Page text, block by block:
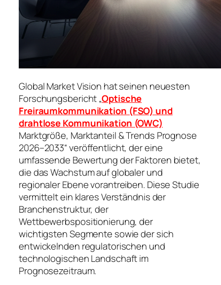
Global Market Vision hat seinen neuesten
Forschungsbericht „Optische
Freiraumkommunikation (FSO) und
drahtlose Kommunikation (OWC)
Marktgröße, Marktanteil & Trends Prognose
2026–2033“ veröffentlicht, der eine
umfassende Bewertung der Faktoren bietet,
die das Wachstum auf globaler und
regionaler Ebene vorantreiben. Diese Studie
vermittelt ein klares Verständnis der
Branchenstruktur, der
Wettbewerbspositionierung, der
wichtigsten Segmente sowie der sich
entwickelnden regulatorischen und
technologischen Landschaft im
Prognosezeitraum.